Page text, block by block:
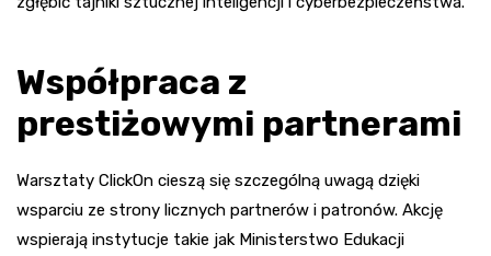
Współpraca z
prestiżowymi partnerami
Warsztaty ClickOn cieszą się szczególną uwagą dzięki
wsparciu ze strony licznych partnerów i patronów. Akcję
wspierają instytucje takie jak Ministerstwo Edukacji